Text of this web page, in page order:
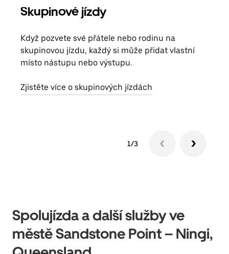
Skupinové jízdy
Když pozvete své přátele nebo rodinu na
skupinovou jízdu, každý si může přidat vlastní
místo nástupu nebo výstupu.
Zjistěte více o skupinových jízdách
1/3
Spolujízda a další služby ve
městě Sandstone Point – Ningi,